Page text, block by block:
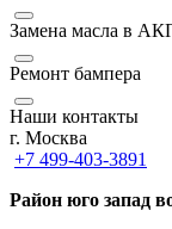
Замена масла в
Ремонт бампера
Наши контакты
г. Москва
+7 499-403-3891
Район юго запад